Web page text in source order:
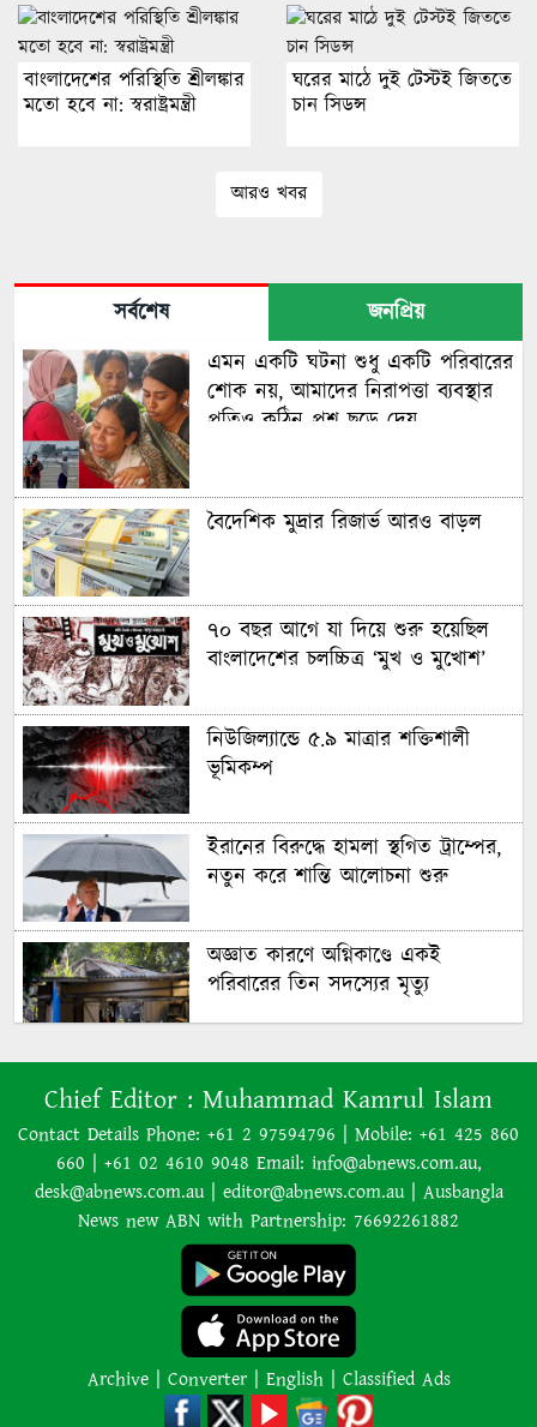
বাংলাদেশের পরিস্থিতি শ্রীলঙ্কার
মতো হবে না: স্বরাষ্ট্রমন্ত্রী
ঘরের মাঠে দুই টেস্টই জিততে
চান সিডন্স
আরও খবর
সর্বশেষ
জনপ্রিয়
এমন একটি ঘটনা শুধু একটি পরিবারের
শোক নয়, আমাদের নিরাপত্তা ব্যবস্থার
প্রতিও কঠিন প্রশ্ন ছুড়ে দেয়
বৈদেশিক মুদ্রার রিজার্ভ আরও বাড়ল
৭০ বছর আগে যা ‍দিয়ে শুরু হয়েছিল
বাংলাদেশের চলচ্চিত্র ‘মুখ ও মুখোশ’
নিউজিল্যান্ডে ৫.৯ মাত্রার শক্তিশালী
ভূমিকম্প
ইরানের বিরুদ্ধে হামলা স্থগিত ট্রাম্পের,
নতুন করে শান্তি আলোচনা শুরু
অজ্ঞাত কারণে অগ্নিকাণ্ডে একই
পরিবারের তিন সদস্যের মৃত্যু
অনেক ইতিবাচক অগ্রগতি ঘটেছে:
পররাষ্ট্রমন্ত্রীর সঙ্গে বৈঠকের পর ট্রাম্পের
বিশেষ দূত
আমাকে গ্রেপ্তারের চেষ্টা রুখে দিতে
প্রস্তুত ‘স্পেশাল ফোর্স’
শাপলা চত্বর হত্যাযজ্ঞ: স্বৈরাচার হাসিনা-
আজিজ-বেনজীরসহ পলাতকদের বিরুদ্ধে
গ্রেপ্তারি পরোয়ানা
লোডশেডিংয়ের কারণে জনসংখ্যা
Chief Editor : Muhammad Kamrul Islam
Contact Details Phone: +61 2 97594796 | Mobile: +61 425 860
660 | +61 02 4610 9048 Email: info@abnews.com.au,
desk@abnews.com.au | editor@abnews.com.au | Ausbangla
News new ABN with Partnership: 76692261882
Archive | Converter | English | Classified Ads